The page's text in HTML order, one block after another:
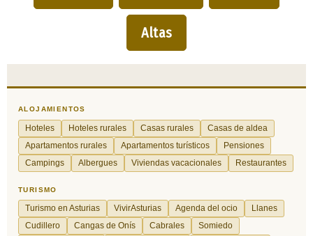
Altas